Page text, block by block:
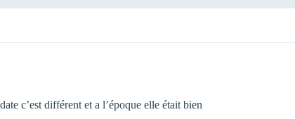
c’est différent et a l’époque elle était bien